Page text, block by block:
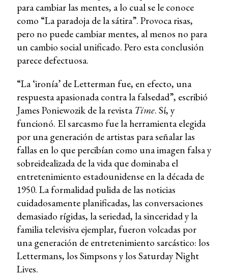
para cambiar las mentes, a lo cual se le conoce
como “La paradoja de la sátira”. Provoca risas,
pero no puede cambiar mentes, al menos no para
un cambio social unificado. Pero esta conclusión
parece defectuosa.
“La ‘ironía’ de Letterman fue, en efecto, una
respuesta apasionada contra la falsedad”, escribió
James Poniewozik de la revista Time. Sí, y
funcionó. El sarcasmo fue la herramienta elegida
por una generación de artistas para señalar las
fallas en lo que percibían como una imagen falsa y
sobreidealizada de la vida que dominaba el
entretenimiento estadounidense en la década de
1950. La formalidad pulida de las noticias
cuidadosamente planificadas, las conversaciones
demasiado rígidas, la seriedad, la sinceridad y la
familia televisiva ejemplar, fueron volcadas por
una generación de entretenimiento sarcástico: los
Lettermans, los Simpsons y los Saturday Night
Lives.